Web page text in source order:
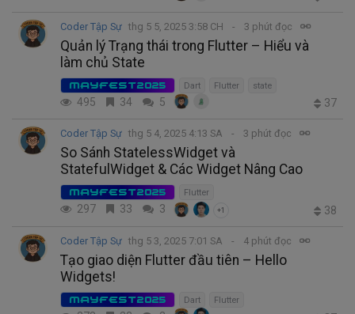
Coder Tập Sự thg 5 5, 2025 3:58 CH 3 phút đọc
Quản lý Trạng thái trong Flutter – Hiểu và
làm chủ State
MAYFEST2025 Dart Flutter state
495 34 5 37
Coder Tập Sự thg 5 4, 2025 4:13 SA 3 phút đọc
So Sánh StatelessWidget và
StatefulWidget & Các Widget Nâng Cao
MAYFEST2025 Flutter
297 33 3 +1 38
Coder Tập Sự thg 5 3, 2025 7:01 SA 4 phút đọc
Tạo giao diện Flutter đầu tiên – Hello
Widgets!
MAYFEST2025 Dart Flutter